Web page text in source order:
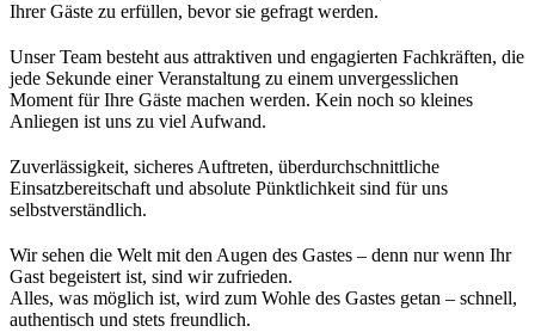
Ihrer Gäste zu erfüllen, bevor sie gefragt werden.
Unser Team besteht aus attraktiven und engagierten Fachkräften, die
jede Sekunde einer Veranstaltung zu einem unvergesslichen
Moment für Ihre Gäste machen werden. Kein noch so kleines
Anliegen ist uns zu viel Aufwand.
Zuverlässigkeit, sicheres Auftreten, überdurchschnittliche
Einsatzbereitschaft und absolute Pünktlichkeit sind für uns
selbstverständlich.
Wir sehen die Welt mit den Augen des Gastes – denn nur wenn Ihr
Gast begeistert ist, sind wir zufrieden.
Alles, was möglich ist, wird zum Wohle des Gastes getan – schnell,
authentisch und stets freundlich.